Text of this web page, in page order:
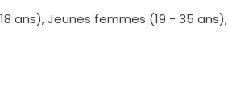
ans), Jeunes femmes (19 - 35